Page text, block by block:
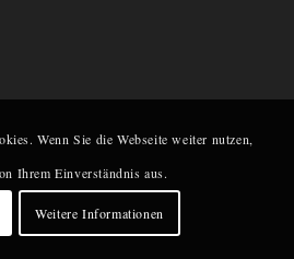
Wenn Sie die Webseite weiter nutzen,
Ihrem Einverständnis aus.
Weitere Informationen